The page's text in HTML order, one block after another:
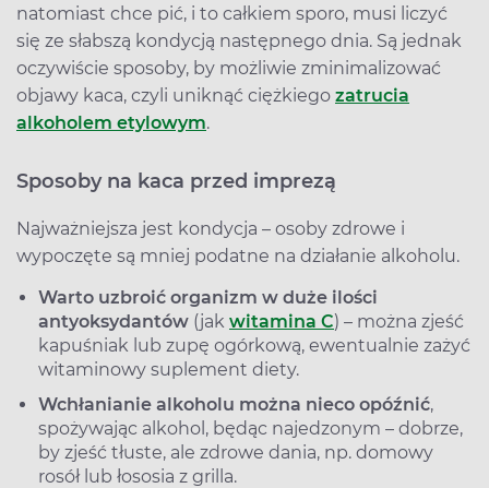
natomiast chce pić, i to całkiem sporo, musi liczyć
się ze słabszą kondycją następnego dnia. Są jednak
oczywiście sposoby, by możliwie zminimalizować
objawy kaca, czyli uniknąć ciężkiego zatrucia
alkoholem etylowym.
Sposoby na kaca przed imprezą
Najważniejsza jest kondycja – osoby zdrowe i
wypoczęte są mniej podatne na działanie alkoholu.
Warto uzbroić organizm w duże ilości
antyoksydantów (jak witamina C) – można zjeść
kapuśniak lub zupę ogórkową, ewentualnie zażyć
witaminowy suplement diety.
Wchłanianie alkoholu można nieco opóźnić,
spożywając alkohol, będąc najedzonym – dobrze,
by zjeść tłuste, ale zdrowe dania, np. domowy
rosół lub łososia z grilla.